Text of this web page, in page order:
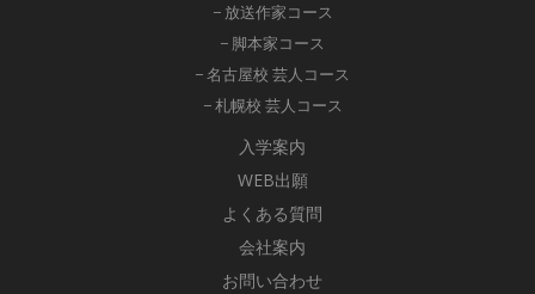
− 放送作家コース
− 脚本家コース
− 名古屋校 芸人コース
− 札幌校 芸人コース
入学案内
WEB出願
よくある質問
会社案内
お問い合わせ